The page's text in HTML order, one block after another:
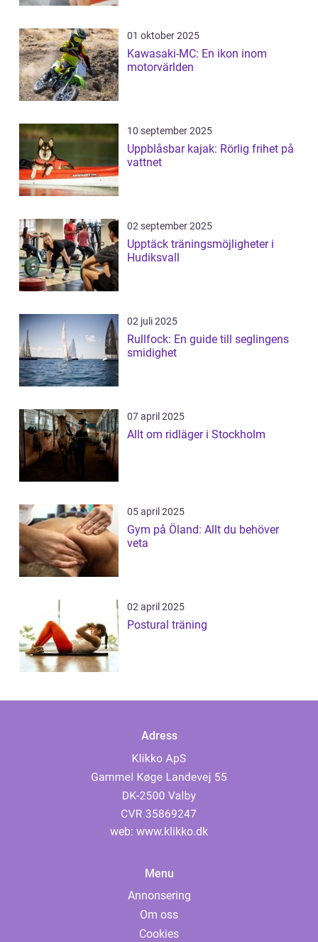
01 oktober 2025
Kawasaki-MC: En ikon inom
motorvärlden
10 september 2025
Uppblåsbar kajak: Rörlig frihet på
vattnet
02 september 2025
Upptäck träningsmöjligheter i
Hudiksvall
02 juli 2025
Rullfock: En guide till seglingens
smidighet
07 april 2025
Allt om ridläger i Stockholm
05 april 2025
Gym på Öland: Allt du behöver
veta
02 april 2025
Postural träning
Adress
web: www.klikko.dk
Menu
Annonsering
Om oss
Cookies